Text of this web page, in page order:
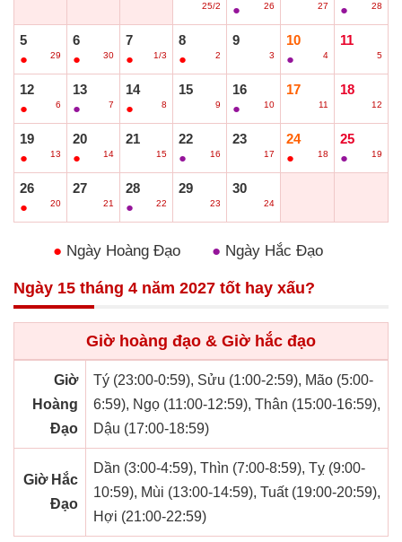
25/2
●
26 27
●
28
5
●
29
6
●
30
7
●
1/3
8
●
2
9
3
10
●
4
11
5
12
●
6
13
●
7
14
●
8
15
9
16
●
10
17
11
18
12
19
●
13
20
●
14
21
15
22
●
16
23
17
24
●
18
25
●
19
26
●
20
27
21
28
●
22
29
23
30
24
● Ngày Hoàng Đạo ● Ngày Hắc Đạo
Ngày 15 tháng 4 năm 2027 tốt hay xấu?
Giờ hoàng đạo & Giờ hắc đạo
Giờ
Hoàng
Đạo
Tý (23:00-0:59), Sửu (1:00-2:59), Mão (5:00-
6:59), Ngọ (11:00-12:59), Thân (15:00-16:59),
Dậu (17:00-18:59)
Giờ Hắc
Đạo
Dần (3:00-4:59), Thìn (7:00-8:59), Tỵ (9:00-
10:59), Mùi (13:00-14:59), Tuất (19:00-20:59),
Hợi (21:00-22:59)